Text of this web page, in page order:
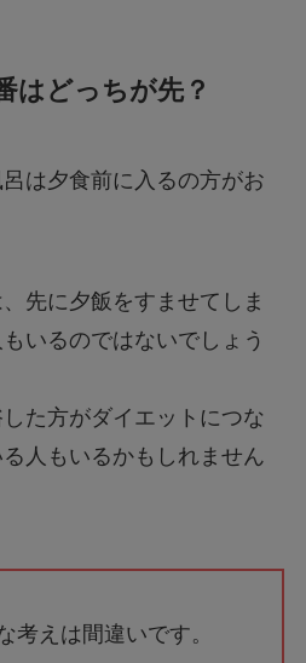
はどっちが先？
は夕食前に入るの方がお
先に夕飯をすませてしま
いるのではないでしょう
た方がダイエットにつな
人もいるかもしれません
考えは間違いです。